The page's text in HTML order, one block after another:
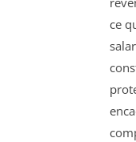
ce